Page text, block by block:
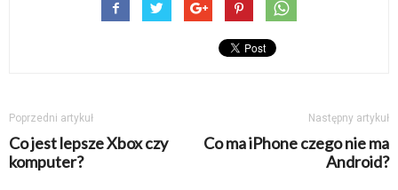
Poprzedni artykuł
Co jest lepsze Xbox czy
komputer?
Następny artykuł
Co ma iPhone czego nie ma
Android?